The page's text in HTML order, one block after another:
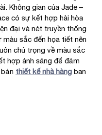
Không gian của Jade –
có sự kết hợp hài hòa
đại và nét truyền thống
màu sắc đến họa tiết nên
chú trọng về màu sắc
hợp ánh sáng để đảm
thiết kế nhà hàng ban